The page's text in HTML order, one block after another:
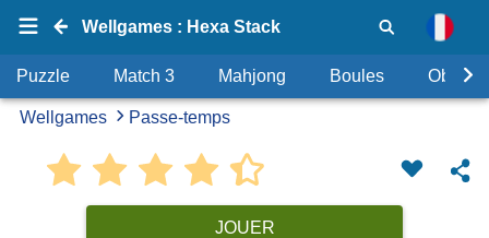
Wellgames : Hexa Stack
Puzzle Match 3 Mahjong Boules Objets
Wellgames Passe-temps
JOUER